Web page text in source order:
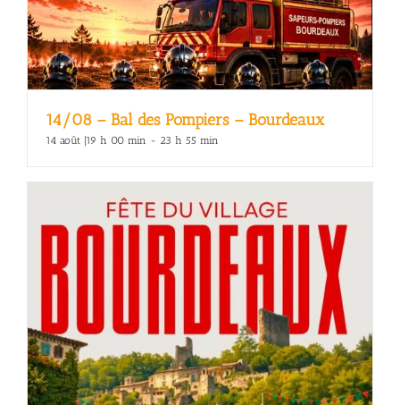
14/08 – Bal des Pompiers – Bourdeaux
14 août |19 h 00 min - 23 h 55 min